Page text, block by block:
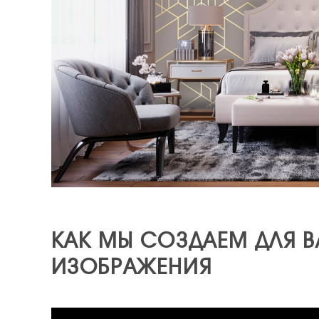
КАК МЫ СОЗДАЕМ ДЛЯ
ИЗОБРАЖЕНИЯ